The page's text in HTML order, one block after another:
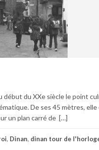
du XXe siècle le point
De ses 45 mètres,
un plan carré de […]
, Dinan, dinan tour de